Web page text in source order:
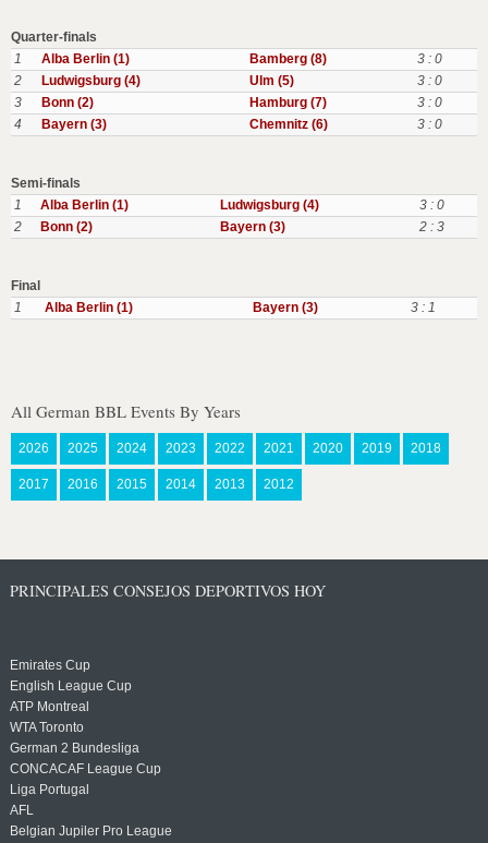
Quarter-finals
1
Alba Berlin (1) Bamberg (8)
3 : 0
2
Ludwigsburg (4) Ulm (5)
3 : 0
3
Bonn (2) Hamburg (7)
3 : 0
4
Bayern (3) Chemnitz (6) 3 : 0
Semi-finals
1
Alba Berlin (1) Ludwigsburg (4)
3 : 0
2
Bonn (2) Bayern (3) 2 : 3
Final
1
Alba Berlin (1) Bayern (3) 3 : 1
All German BBL Events By Years
2026 2025 2024 2023 2022 2021 2020 2019 2018
2017 2016 2015 2014 2013 2012
PRINCIPALES CONSEJOS DEPORTIVOS HOY
Emirates Cup
English League Cup
ATP Montreal
WTA Toronto
German 2 Bundesliga
CONCACAF League Cup
Liga Portugal
AFL
Belgian Jupiler Pro League